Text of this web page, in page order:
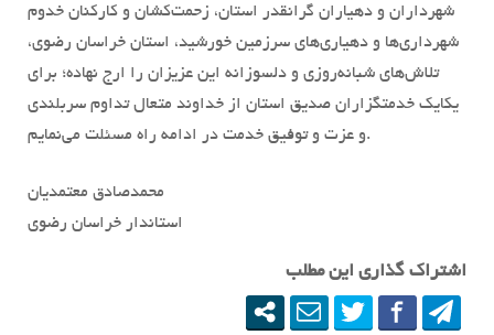
شهرداران و دهیاران گرانقدر استان، زحمت‌کشان و کارکنان خدوم
شهرداری‌ها و دهیاری‌های سرزمین خورشید، استان خراسان رضوی،
تلاش‌های شبانه‌روزی و دلسوزانه این عزیزان را ارج نهاده؛ برای
یکایک خدمتگزاران صدیق استان از خداوند متعال تداوم سربلندی
و عزت و توفیق خدمت در ادامه راه مسئلت می‌نمایم.
محمدصادق معتمدیان
استاندار خراسان رضوی
اشتراک گذاری این مطلب